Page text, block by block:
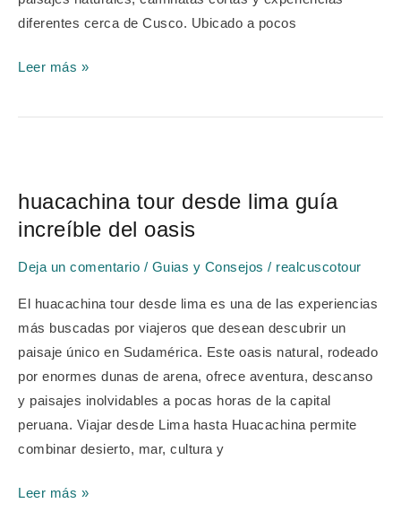
diferentes cerca de Cusco. Ubicado a pocos
ciudad
Leer más »
huacachina tour desde lima guía
increíble del oasis
Deja un comentario / Guias y Consejos / realcuscotour
El huacachina tour desde lima es una de las experiencias
más buscadas por viajeros que desean descubrir un
paisaje único en Sudamérica. Este oasis natural, rodeado
por enormes dunas de arena, ofrece aventura, descanso
y paisajes inolvidables a pocas horas de la capital
peruana. Viajar desde Lima hasta Huacachina permite
combinar desierto, mar, cultura y
desde
lima
increíble
del
oasis
Leer más »